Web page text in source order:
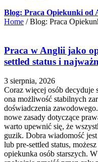
Blog: Praca Opiekunki od
Home / Blog: Praca
Praca w Anglii jako
settled status i
3 sierpnia, 2026
Coraz więcej osób decyduje
ona możliwość stabilnych
doświadczenia
nowe zasady dotyczące
warto upewnić się, że
guzik. Dobra wiadomość jest
lub pre-settled status,
opiekunka osób starszych.